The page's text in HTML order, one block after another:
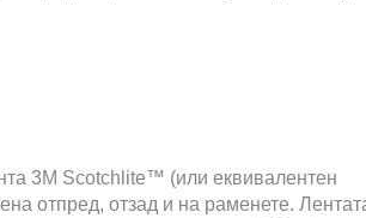
3M Scotchlite™ (или еквивалентен
отпред, отзад и на раменете.